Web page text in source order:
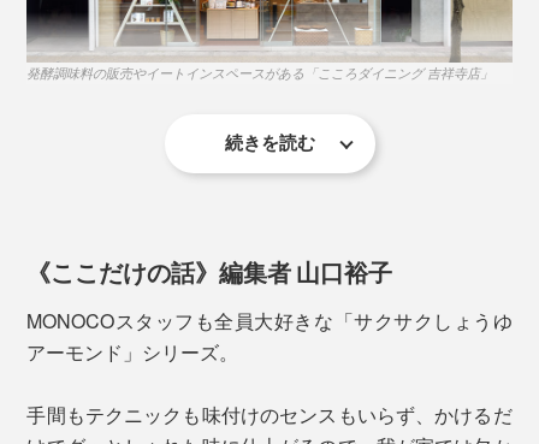
こんなおいしさ、知らなかった！一度、味わったら、手
放せなくなる、新感覚の“食べる調味料”です。
肉や魚も、もっとおいしい。例えば、塩コショウをした
牛肉を、サッと焼いたステーキに、ソースとして添え
発酵調味料の販売やイートインスペースがある「こころダイニング 吉祥寺店」
まず、固形のフリーズドライしょうゆをつくるには、凍
らせる必要がありますが、しょうゆは水分以外、塩分や
アミノ酸、ブドウ糖といった成分が多く含まれているの
状態になるほどです。
続きを読む
《ここだけの話》編集者 山口裕子
MONOCOスタッフも全員大好きな「サクサクしょうゆ
アーモンド」シリーズ。
手間もテクニックも味付けのセンスもいらず、かけるだ